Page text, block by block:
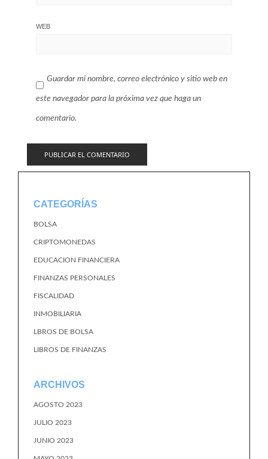
WEB
Guardar mi nombre, correo electrónico y sitio web en
este navegador para la próxima vez que haga un
comentario.
CATEGORÍAS
BOLSA
CRIPTOMONEDAS
EDUCACION FINANCIERA
FINANZAS PERSONALES
FISCALIDAD
INMOBILIARIA
LBROS DE BOLSA
LIBROS DE FINANZAS
ARCHIVOS
AGOSTO 2023
JULIO 2023
JUNIO 2023